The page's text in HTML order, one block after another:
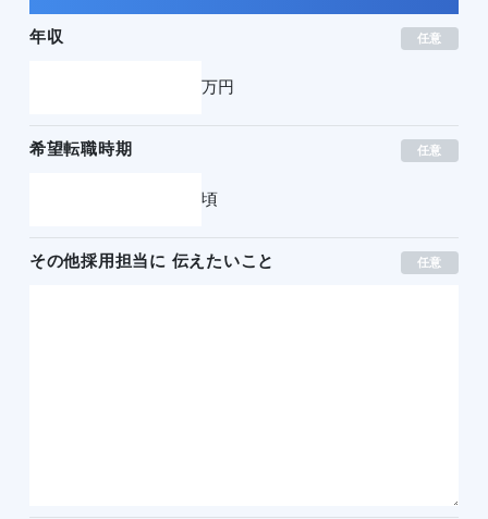
年収 任意
万円
希望転職時期 任意
頃
その他採用担当に 伝えたいこと 任意